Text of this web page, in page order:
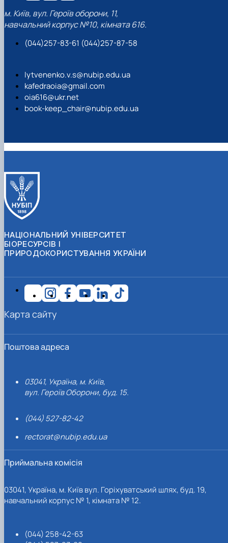
м. Київ, вул. Героїв оборони, 11,
навчальний корпус №10, кімната 616.
(044)257-83-61 (044)257-87-58
lytvenenko.v.s@nubip.edu.ua
kafedraoia@gmail.com
oia616@ukr.net
book-keep_chair@nubip.edu.ua
НАЦІОНАЛЬНИЙ УНІВЕРСИТЕТ
БІОРЕСУРСІВ І
ПРИРОДОКОРИСТУВАННЯ УКРАЇНИ
Поштова адреса
03041, Україна, м. Київ,
вул. Героїв Оборони, буд. 15.
(044) 527-82-42
rectorat@nubip.edu.ua
Приймальна комісія
03041, Україна, м. Київ вул. Горіхуватський шлях, буд. 19,
навчальний корпус № 1, кімната № 12.
(044) 258-42-63
Карта сайту